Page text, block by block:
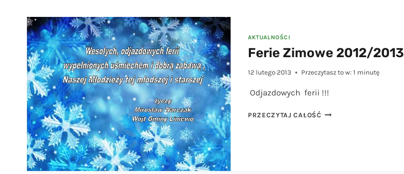
AKTUALNOŚCI
Ferie Zimowe 2012/2013
12 lutego 2013 Przeczytasz to w: 1 minutę
Odjazdowych ferii !!!
PRZECZYTAJ CAŁOŚĆ FERIE